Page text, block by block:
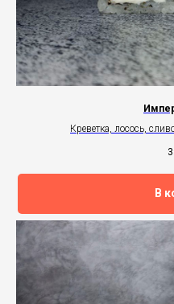
Креветка, лосось,
В